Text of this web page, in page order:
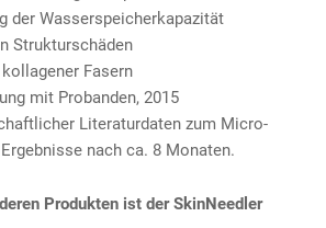
der Wasserspeicherkapazität
Strukturschäden
Fasern
mit Probanden, 2015
Literaturdaten zum Micro-
nach ca. 8 Monaten.
Produkten ist der SkinNeedler